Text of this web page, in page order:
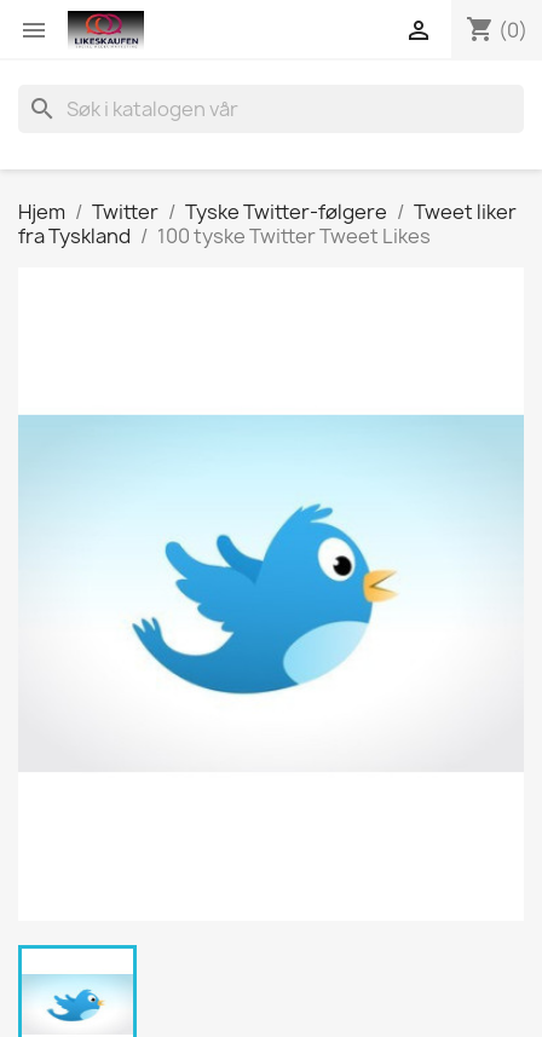
 shopping_cart (0)

search
Hjem Twitter Tyske Twitter-følgere
Tweet liker
fra Tyskland
100 tyske Twitter Tweet Likes